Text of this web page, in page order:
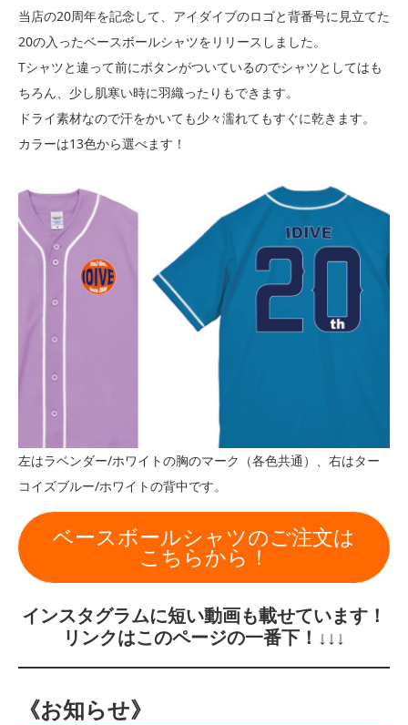
当店の20周年を記念して、アイダイブのロゴと背番号に見立てた
20の入ったベースボールシャツをリリースしました。
Tシャツと違って前にボタンがついているのでシャツとしてはも
ちろん、少し肌寒い時に羽織ったりもできます。
ドライ素材なので汗をかいても少々濡れてもすぐに乾きます。
カラーは13色から選べます！
左はラベンダー/ホワイトの胸のマーク（各色共通）、右はター
コイズブルー/ホワイトの背中です。
ベースボールシャツのご注文は
こちらから！
インスタグラムに短い動画も載せています！
リンクはこのページの一番下！↓↓↓
《お知らせ》